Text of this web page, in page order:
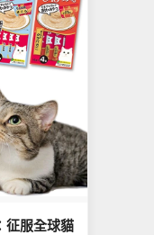
征服全球貓